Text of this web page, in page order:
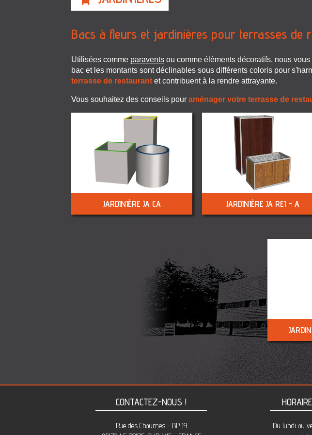
Bacs à fleurs et jardinières pour terrasses de
Utilisées comme paravents ou comme éléments décoratifs, nous
bac et les montants sont déclinables sous différents coloris pour
terrasse de restaurant et contribuent à la rendre attrayante.
Vous souhaitez des conseils pour aménager votre terrasse de
JARDINIÈRE JA CA JARDINIÈRE JA RE1 - A
CONTACTEZ-NOUS !
Rue des Chaumes - BP 19
Du lundi au